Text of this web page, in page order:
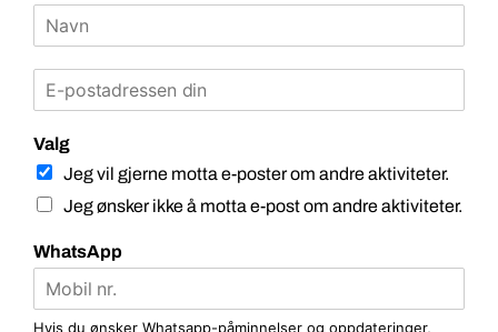
Valg
Jeg vil gjerne motta e-poster om andre aktiviteter.
Jeg ønsker ikke å motta e-post om andre aktiviteter.
WhatsApp
Hvis du ønsker Whatsapp-påminnelser og oppdateringer,